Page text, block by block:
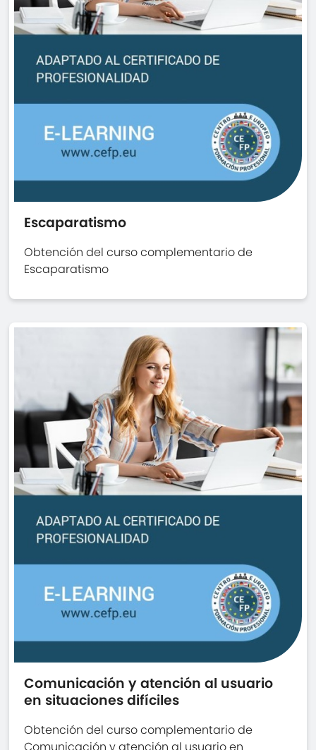
Escaparatismo
Obtención del curso complementario de
Escaparatismo
Comunicación y atención al usuario
en situaciones difíciles
Obtención del curso complementario de